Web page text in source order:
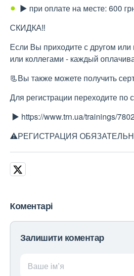
▶️ при оплате на месте: 600
СКИДКА‼️
Если Вы приходите с другом или
или коллегами - каждый
📃Вы также можете получить
Для регистрации переходите по
▶️ https://www.trn.ua/trainings/
⚠️РЕГИСТРАЦИЯ
Коментарі
Залишити коментар
Ваше ім’я